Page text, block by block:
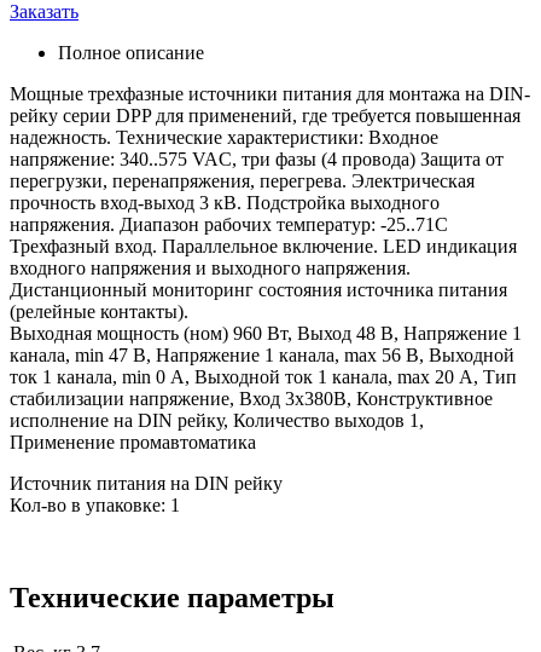
Заказать
Полное описание
Мощные трехфазные источники питания для монтажа на DIN-
рейку серии DPP для применений, где требуется повышенная
надежность. Технические характеристики: Входное
напряжение: 340..575 VAC, три фазы (4 провода) Защита от
перегрузки, перенапряжения, перегрева. Электрическая
прочность вход-выход 3 кВ. Подстройка выходного
напряжения. Диапазон рабочих температур: -25..71C
Трехфазный вход. Параллельное включение. LED индикация
входного напряжения и выходного напряжения.
Дистанционный мониторинг состояния источника питания
(релейные контакты).
Выходная мощность (ном) 960 Вт, Выход 48 В, Напряжение 1
канала, min 47 В, Напряжение 1 канала, max 56 В, Выходной
ток 1 канала, min 0 А, Выходной ток 1 канала, max 20 А, Тип
стабилизации напряжение, Вход 3x380В, Конструктивное
исполнение на DIN рейку, Количество выходов 1,
Применение промавтоматика
Источник питания на DIN рейку
Кол-во в упаковке: 1
Технические параметры